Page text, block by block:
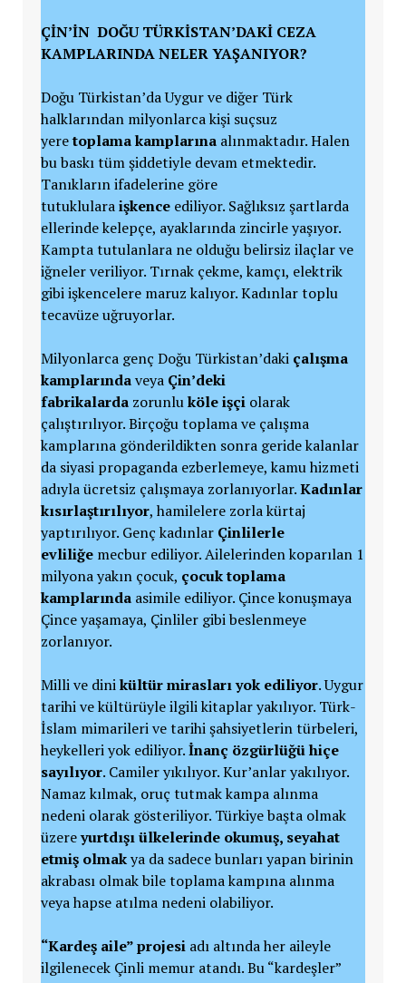
ÇİN’İN DOĞU TÜRKİSTAN’DAKİ CEZA
KAMPLARINDA NELER YAŞANIYOR?
Doğu Türkistan’da Uygur ve diğer Türk
halklarından milyonlarca kişi suçsuz
yeretoplama kamplarınaalınmaktadır. Halen
bu baskı tüm şiddetiyle devam etmektedir.
Tanıkların ifadelerine göre
tutuklularaişkence ediliyor. Sağlıksız şartlarda
ellerinde kelepçe, ayaklarında zincirle yaşıyor.
Kampta tutulanlara ne olduğu belirsiz ilaçlar ve
iğneler veriliyor. Tırnak çekme, kamçı, elektrik
gibi işkencelere maruz kalıyor. Kadınlar toplu
tecavüze uğruyorlar.
Milyonlarca genç Doğu Türkistan’daki çalışma
kamplarındaveya Çin’deki
fabrikalardazorunluköle işçiolarak
çalıştırılıyor. Birçoğu toplama ve çalışma
kamplarına gönderildikten sonra geride kalanlar
da siyasi propaganda ezberlemeye, kamu hizmeti
adıyla ücretsiz çalışmaya zorlanıyorlar.Kadınlar
kısırlaştırılıyor, hamilelere zorla kürtaj
yaptırılıyor. Genç kadınlar Çinlilerle
evliliğemecbur ediliyor. Ailelerinden koparılan 1
milyona yakın çocuk, çocuk toplama
kamplarındaasimile ediliyor. Çince konuşmaya
Çince yaşamaya, Çinliler gibi beslenmeye
zorlanıyor.
Milli ve dinikültür mirasları yok ediliyor. Uygur
tarihi ve kültürüyle ilgili kitaplar yakılıyor. Türk-
İslam mimarileri ve tarihi şahsiyetlerin türbeleri,
heykelleri yok ediliyor.İnanç özgürlüğü hiçe
sayılıyor. Camiler yıkılıyor. Kur’anlar yakılıyor.
Namaz kılmak, oruç tutmak kampa alınma
nedeni olarak gösteriliyor. Türkiye başta olmak
üzereyurtdışı ülkelerinde okumuş, seyahat
etmiş olmakya da sadece bunları yapan birinin
akrabası olmak bile toplama kampına alınma
veya hapse atılma nedeni olabiliyor.
“Kardeş aile” projesiadı altında her aileyle
ilgilenecek Çinli memur atandı. Bu “kardeşler”